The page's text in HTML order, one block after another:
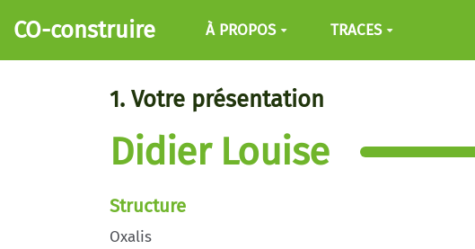
Aller au contenu principal
CO-construire À PROPOS TRACES
1. Votre présentation
Didier Louise
Structure
Oxalis